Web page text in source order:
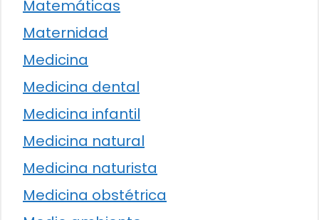
Matemáticas
Maternidad
Medicina
Medicina dental
Medicina infantil
Medicina natural
Medicina naturista
Medicina obstétrica